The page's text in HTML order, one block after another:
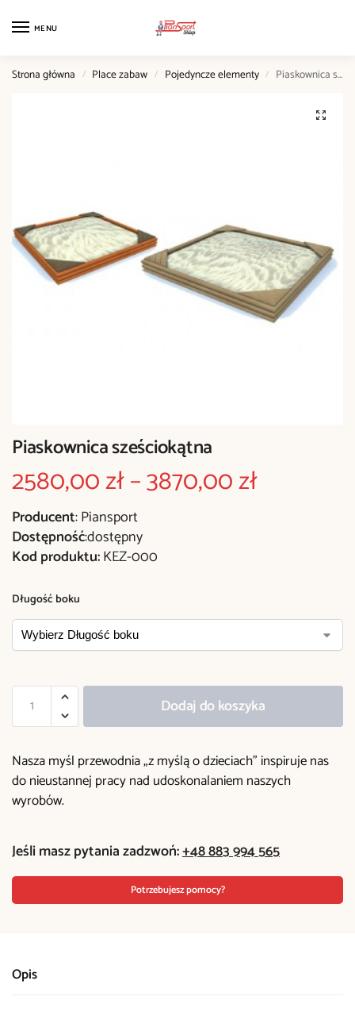
MENU
Strona główna / Place zabaw / Pojedyncze elementy / Piaskownica sześciokątna
Piaskownica sześciokątna
2580,00zł–3870,00zł
Producent: Piansport
Dostępność:dostępny
Kod produktu:KEZ-000
Długość boku
Dodaj do koszyka
Nasza myśl przewodnia „z myślą o dzieciach” inspiruje nas
do nieustannej pracy nad udoskonalaniem naszych
wyrobów.
Jeśli masz pytania zadzwoń:+48 883 994 565
Potrzebujesz pomocy?
Opis